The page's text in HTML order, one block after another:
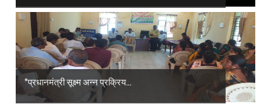
*प्रधानमंत्री सूक्ष्म अन्न प्रक्रिय...